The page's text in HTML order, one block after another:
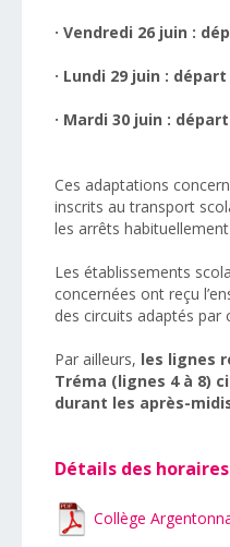
· Vendredi 26 juin :
· Lundi 29 juin :
· Mardi 30 juin :
Ces adaptations
inscrits au transport
les arrêts
Les établissements
concernées ont reçu
des circuits adaptés par
Par ailleurs, les lignes
Tréma (lignes 4 à 8)
durant les après-
Détails des
Collège